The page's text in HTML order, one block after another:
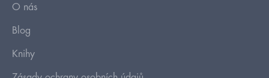
O nás
Blog
Knihy